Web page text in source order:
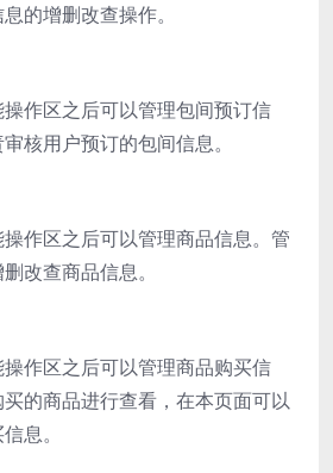
的增删改查操作。
作区之后可以管理包间预订信
核用户预订的包间信息。
作区之后可以管理商品信息。管
改查商品信息。
作区之后可以管理商品购买信
的商品进行查看，在本页面可以
息。